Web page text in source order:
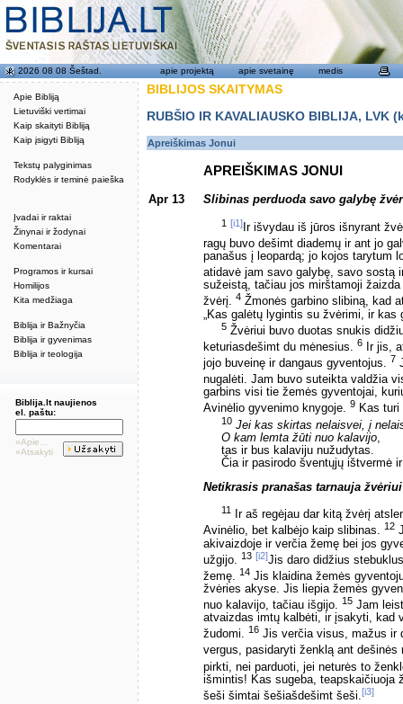
Apie Bibliją
Lietuviški vertimai
Kaip skaityti Bibliją
Kaip įsigyti Bibliją
Tekstų palyginimas
Rodyklės ir teminė paieška
Įvadai ir raktai
Žinynai ir žodynai
Komentarai
Programos ir kursai
Homilijos
Kita medžiaga
Biblija ir Bažnyčia
Biblija ir gyvenimas
Biblija ir teologija
2026 08 08 Šeštad. apie projektą apie svetainę medis
Biblija.lt naujienos
el. paštu:
»Apie...
»Atsakyti
BIBLIJOS SKAITYMAS
RUBŠIO IR KAVALIAUSKO BIBLIJA,
Apreiškimas Jonui
APREIŠKIMAS JONUI
Apr 13 Slibinas perduoda savo galybę
1 [i1] Ir išvydau iš jūros išnyrant
ragų buvo dešimt diademų ir ant jo
panašus į leopardą; jo kojos tarytum
atidavė jam savo galybę, savo sostą
sužeistą, tačiau jos mirštamoji
žvėrį. 4 Žmonės garbino slibiną, kad
„Kas galėtų lygintis su žvėrimi, ir kas
5 Žvėriui buvo duotas snukis
keturiasdešimt du mėnesius. 6 Ir jis,
jojo buveinę ir dangaus gyventojus. 7
nugalėti. Jam buvo suteikta valdžia
garbins visi tie žemės gyventojai,
Avinėlio gyvenimo knygoje. 9 Kas
10 Jei kas skirtas nelaisvei, į
O kam lemta žūti nuo kalavijo,
tas ir bus kalaviju nužudytas.
Čia ir pasirodo šventųjų ištvermė
Netikrasis pranašas tarnauja žvėriui
11
Ir aš regėjau dar kitą žvėrį
Avinėlio, bet kalbėjo kaip slibinas. 12
akivaizdoje ir verčia žemę bei jos
užgijo. 13 [i2]Jis daro didžius
žemę. 14 Jis klaidina žemės
žvėries akyse. Jis liepia žemės
nuo kalavijo, tačiau išgijo. 15 Jam
atvaizdas imtų kalbėti, ir įsakyti, kad
žudomi. 16 Jis verčia visus, mažus ir
vergus, pasidaryti ženklą ant
pirkti, nei parduoti, jei neturės to
išmintis! Kas sugeba, teapskaičiuoja
šeši šimtai šešiašdešimt šeši.[i3]